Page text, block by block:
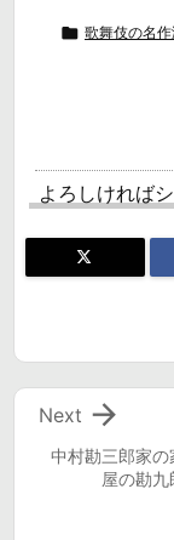
 歌舞伎の名作
よろしければ
中村勘三郎家
屋の勘

Next